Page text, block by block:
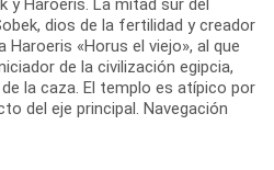
dios de la fertilidad y creador
«Horus el viejo», al que
de la civilización egipcia,
la caza. El templo es atípico por
del eje principal. Navegación